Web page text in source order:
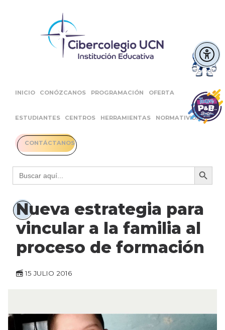
INICIO CONÓZCANOS PROGRAMACIÓN OFERTA
ESTUDIANTES CENTROS HERRAMIENTAS NORMATIVIDAD
CONTÁCTANOS
Buscar: Botón
Nueva estrategia para
vincular a la familia al
proceso de formación
15 JULIO 2016